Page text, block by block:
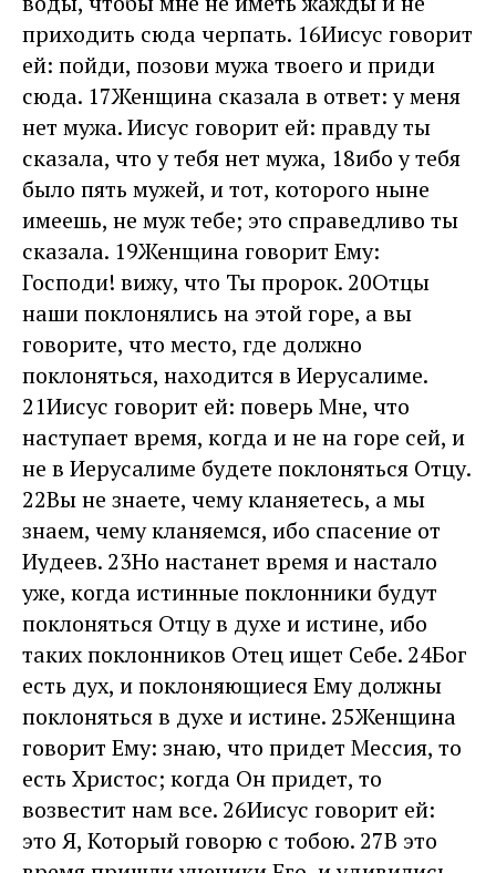
приходить сюда черпать. 16Иисус говорит
ей: пойди, позови мужа твоего и приди
сюда. 17Женщина сказала в ответ: у меня
нет мужа. Иисус говорит ей: правду ты
сказала, что у тебя нет мужа, 18ибо у тебя
было пять мужей, и тот, которого ныне
имеешь, не муж тебе; это справедливо ты
сказала. 19Женщина говорит Ему:
Господи! вижу, что Ты пророк. 20Отцы
наши поклонялись на этой горе, а вы
говорите, что место, где должно
поклоняться, находится в Иерусалиме.
21Иисус говорит ей: поверь Мне, что
наступает время, когда и не на горе сей, и
не в Иерусалиме будете поклоняться Отцу.
22Вы не знаете, чему кланяетесь, а мы
знаем, чему кланяемся, ибо спасение от
Иудеев. 23Но настанет время и настало
уже, когда истинные поклонники будут
поклоняться Отцу в духе и истине, ибо
таких поклонников Отец ищет Себе. 24Бог
есть дух, и поклоняющиеся Ему должны
поклоняться в духе и истине. 25Женщина
говорит Ему: знаю, что придет Мессия, то
есть Христос; когда Он придет, то
возвестит нам все. 26Иисус говорит ей:
это Я, Который говорю с тобою. 27В это